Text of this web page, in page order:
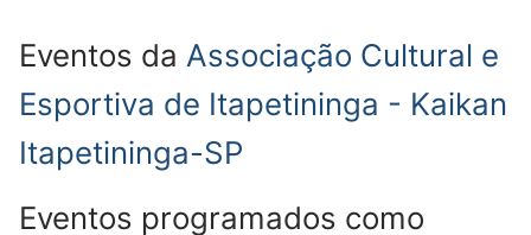
Eventos da Associação Cultural e
Esportiva de Itapetininga - Kaikan
Itapetininga-SP
Eventos programados como